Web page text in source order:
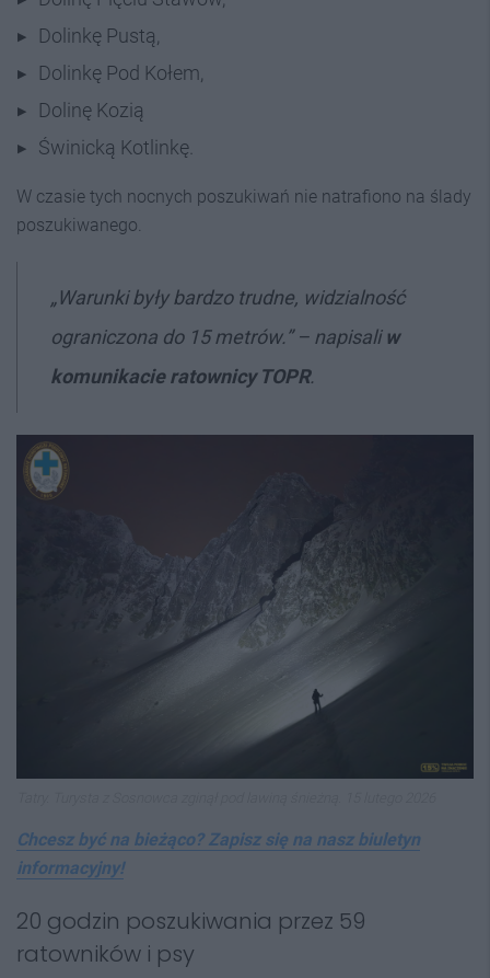
Dolinkę Pustą,
Dolinkę Pod Kołem,
Dolinę Kozią
Świnicką Kotlinkę.
W czasie tych nocnych poszukiwań nie natrafiono na ślady
poszukiwanego.
„Warunki były bardzo trudne, widzialność
ograniczona do 15 metrów.” – napisali w
komunikacie ratownicy TOPR.
Chcesz być na bieżąco? Zapisz się na nasz biuletyn
informacyjny!
20 godzin poszukiwania przez 59
ratowników i psy